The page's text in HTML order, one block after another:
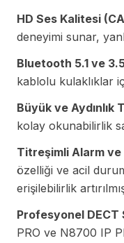
HD Ses Kalitesi
deneyimi sunar,
Bluetooth 5.1 ve
kablolu kulaklıklar
Büyük ve Aydınlık
kolay okunabilirlik
Titreşimli Alarm ve
özelliği ve acil
erişilebilirlik
Profesyonel DECT
PRO ve N8700 IP